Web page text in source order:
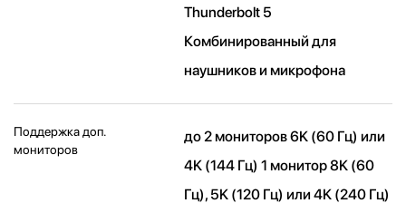
Thunderbolt 5
Комбинированный для
наушников и микрофона
Поддержка доп.
мониторов
до 2 мониторов 6K (60 Гц) или
4K (144 Гц) 1 монитор 8K (60
Гц), 5K (120 Гц) или 4K (240 Гц)